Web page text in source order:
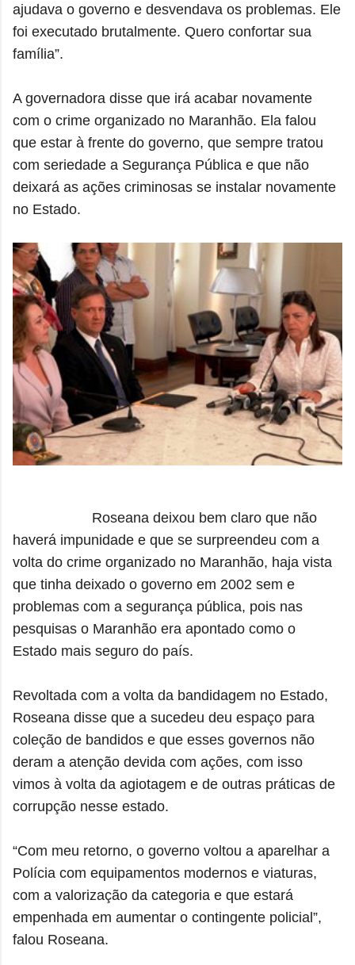
ajudava o governo e desvendava os problemas. Ele
foi executado brutalmente. Quero confortar sua
família”.
A governadora disse que irá acabar novamente
com o crime organizado no Maranhão. Ela falou
que estar à frente do governo, que sempre tratou
com seriedade a Segurança Pública e que não
deixará as ações criminosas se instalar novamente
no Estado.
Roseana deixou bem claro que não
haverá impunidade e que se surpreendeu com a
volta do crime organizado no Maranhão, haja vista
que tinha deixado o governo em 2002 sem e
problemas com a segurança pública, pois nas
pesquisas o Maranhão era apontado como o
Estado mais seguro do país.
Revoltada com a volta da bandidagem no Estado,
Roseana disse que a sucedeu deu espaço para
coleção de bandidos e que esses governos não
deram a atenção devida com ações, com isso
vimos à volta da agiotagem e de outras práticas de
corrupção nesse estado.
“Com meu retorno, o governo voltou a aparelhar a
Polícia com equipamentos modernos e viaturas,
com a valorização da categoria e que estará
empenhada em aumentar o contingente policial”,
falou Roseana.